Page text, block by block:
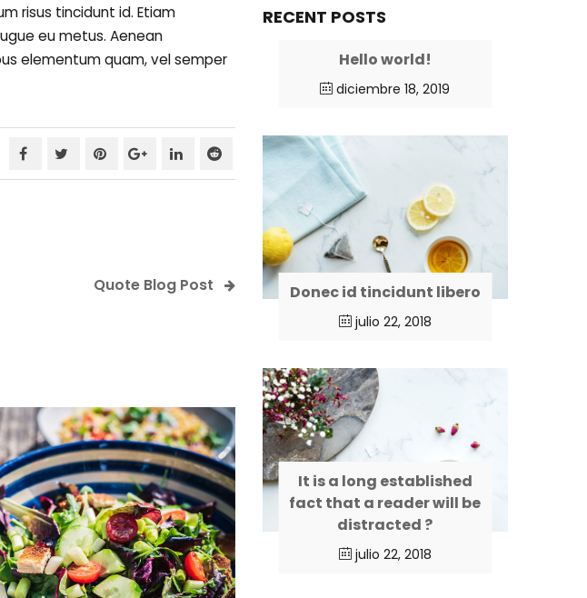
risus tincidunt id. Etiam
eu metus. Aenean
elementum quam, vel semper
Quote Blog Post
RECENT POSTS
Hello world!
diciembre 18, 2019
Donec id tincidunt libero
julio 22, 2018
It is a long established
fact that a reader will be
distracted ?
julio 22, 2018